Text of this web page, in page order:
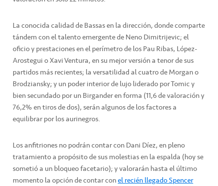
La conocida calidad de Bassas en la dirección, donde comparte
tándem con el talento emergente de Neno Dimitrijevic; el
oficio y prestaciones en el perímetro de los Pau Ribas, López-
Arostegui o Xavi Ventura, en su mejor versión a tenor de sus
partidos más recientes; la versatilidad al cuatro de Morgan o
Brodziansky; y un poder interior de lujo liderado por Tomic y
bien secundado por un Birgander en forma (11,6 de valoración y
76,2% en tiros de dos), serán algunos de los factores a
equilibrar por los aurinegros.
Los anfitriones no podrán contar con Dani Díez, en pleno
tratamiento a propósito de sus molestias en la espalda (hoy se
sometió a un bloqueo facetario); y valorarán hasta el último
momento la opción de contar conel recién llegado Spencer